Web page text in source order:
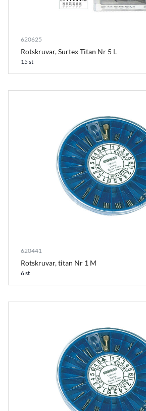
620625
Rotskruvar, Surtex Titan Nr 5 L
15 st
620441
Rotskruvar, titan Nr 1 M
6 st